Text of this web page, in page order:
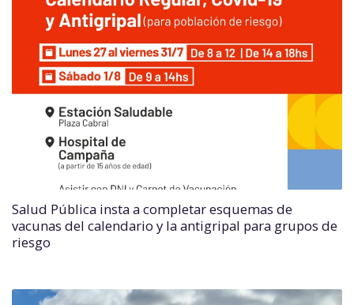
Salud Pública insta a completar esquemas de
vacunas del calendario y la antigripal para grupos de
riesgo